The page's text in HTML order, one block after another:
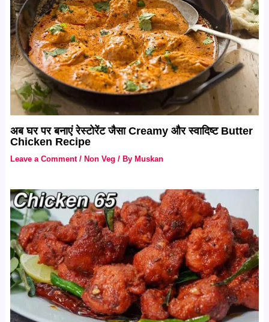
अब घर पर बनाएं रेस्टोरेंट जैसा Creamy और स्वादिष्ट Butter
Chicken Recipe
Leave a Comment / Non Veg / By Muskan